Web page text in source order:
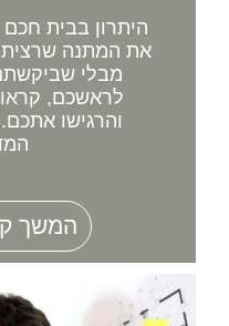
היתרון בבית
את המתנה
מבלי
לראשכם,
והרגישו
המשך